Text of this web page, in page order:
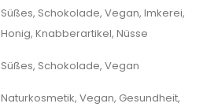
Süßes, Schokolade, Vegan, Imkerei,
Honig, Knabberartikel, Nüsse
Süßes, Schokolade, Vegan
Naturkosmetik, Vegan, Gesundheit,